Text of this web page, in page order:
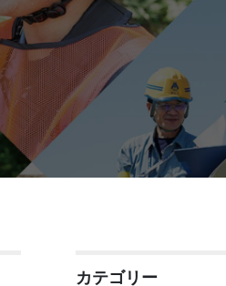
カテゴリー